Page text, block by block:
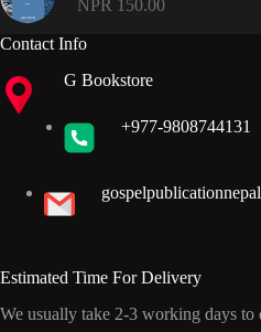
NPR 150.00
Contact Info
G Bookstore
+977-9808744131
Estimated Time For Delivery
We usually take 2-3 working days to